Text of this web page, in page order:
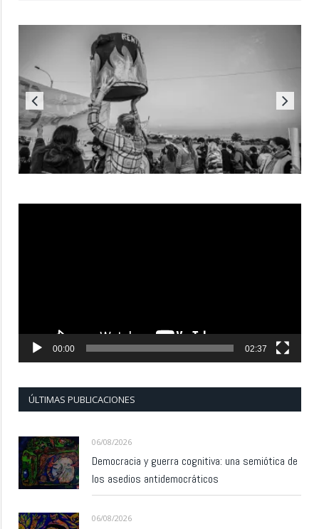
00:00 02:37
ÚLTIMAS PUBLICACIONES
06/08/2026
Democracia y guerra cognitiva: una semiótica de
los asedios antidemocráticos
06/08/2026